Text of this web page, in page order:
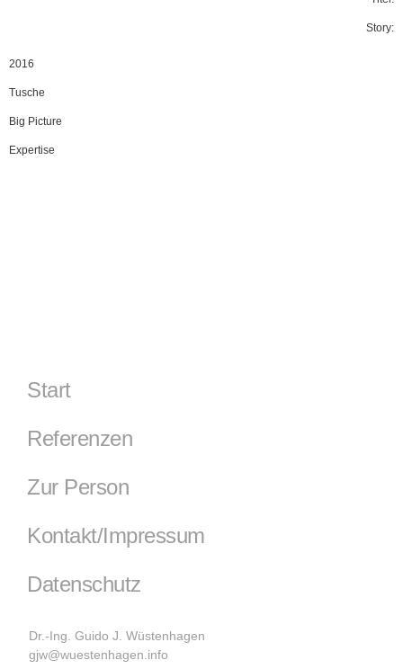
Story:
2016
Tusche
Big Picture
Expertise
Start
Referenzen
Zur Person
Kontakt/Impressum
Datenschutz
Dr.-Ing. Guido J. Wüstenhagen
gjw@wuestenhagen.info